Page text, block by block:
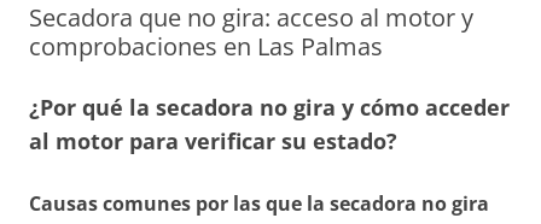
Secadora que no gira: acceso al motor y
comprobaciones en Las Palmas
¿Por qué la secadora no gira y cómo acceder
al motor para verificar su estado?
Causas comunes por las que la secadora no gira